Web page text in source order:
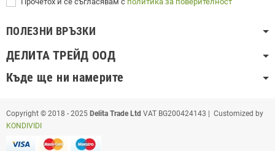
ПОЛЕЗНИ ВРЪЗКИ
ДЕЛИТА ТРЕЙД ООД
Къде ще ни намерите
Copyright © 2018 - 2025 Delita Trade Ltd VAT BG200424143 | Customized by
KONDIVIDI